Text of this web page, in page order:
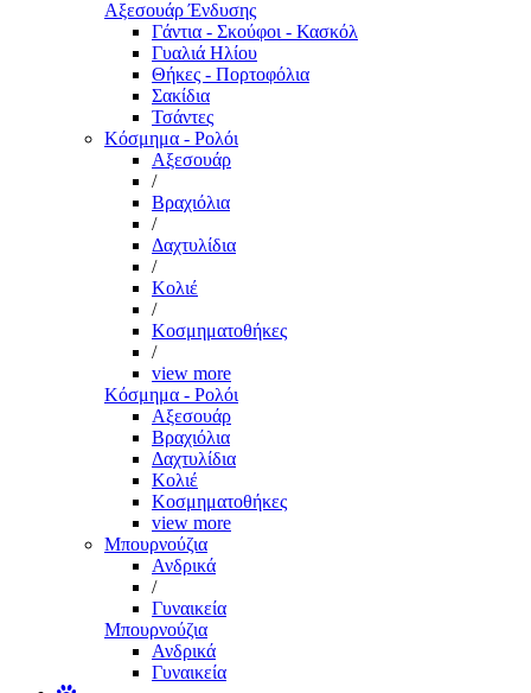
Αξεσουάρ Ένδυσης
Γάντια - Σκούφοι - Κασκόλ
Γυαλιά Ηλίου
Θήκες - Πορτοφόλια
Σακίδια
Τσάντες
Κόσμημα - Ρολόι
Αξεσουάρ
/
Βραχιόλια
/
Δαχτυλίδια
/
Κολιέ
/
Κοσμηματοθήκες
/
view more
Κόσμημα - Ρολόι
Αξεσουάρ
Βραχιόλια
Δαχτυλίδια
Κολιέ
Κοσμηματοθήκες
view more
Μπουρνούζια
Ανδρικά
/
Γυναικεία
Μπουρνούζια
Ανδρικά
Γυναικεία